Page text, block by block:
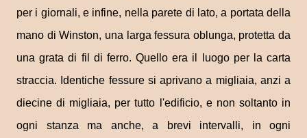
per i giornali, e infine, nella parete di lato, a portata della
mano di Winston, una larga fessura oblunga, protetta da
una grata di fil di ferro. Quello era il luogo per la carta
straccia. Identiche fessure si aprivano a migliaia, anzi a
diecine di migliaia, per tutto l'edificio, e non soltanto in
ogni stanza ma anche, a brevi intervalli, in ogni